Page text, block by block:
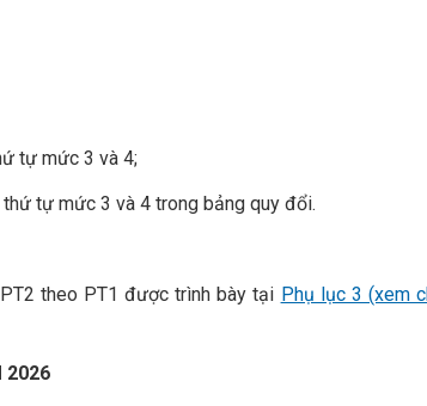
tự mức 3 và 4;
tự mức 3 và 4 trong bảng quy đổi.
theo PT1 được trình bày tại Phụ lục 3 (xem
2026